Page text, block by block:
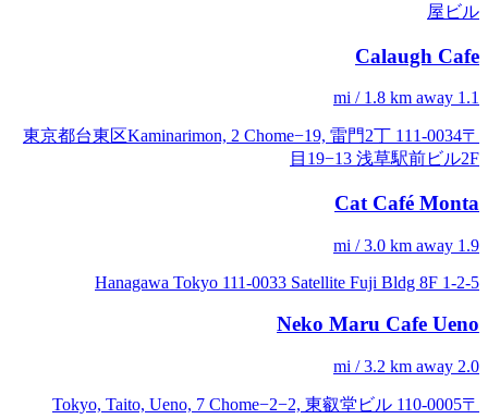
屋ビル
Calaugh Cafe
1.1 mi / 1.8 km away
〒111-0034 東京都台東区Kaminarimon, 2 Chome−19, 雷門2丁
目19−13 浅草駅前ビル2F
Cat Café Monta
1.9 mi / 3.0 km away
1-2-5 Hanagawa Tokyo 111-0033 Satellite Fuji Bldg 8F
Neko Maru Cafe Ueno
2.0 mi / 3.2 km away
〒110-0005 Tokyo, Taito, Ueno, 7 Chome−2−2, 東叡堂ビル